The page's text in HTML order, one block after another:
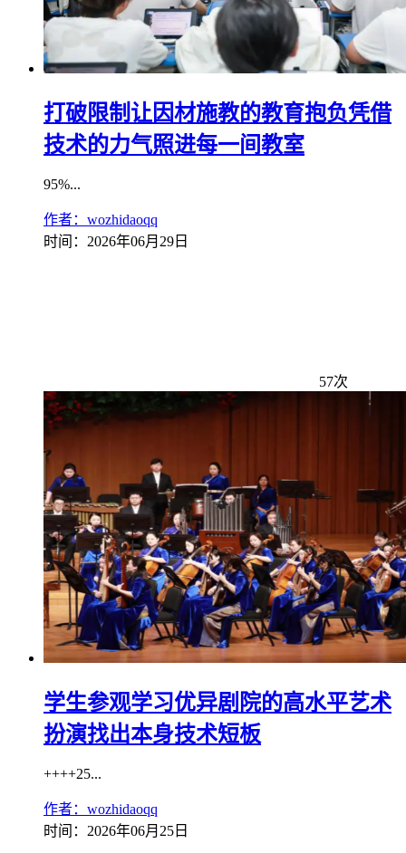
打破限制让因材施教的教育抱负凭借
技术的力气照进每一间教室
95%...
作者：wozhidaoqq
时间：2026年06月29日
57次
学生参观学习优异剧院的高水平艺术
扮演找出本身技术短板
++++25...
作者：wozhidaoqq
时间：2026年06月25日